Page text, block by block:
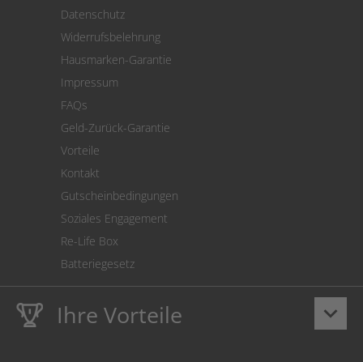
Cookie Einstellungen
Datenschutz
Widerrufsbelehrung
Hausmarken-Garantie
Impressum
FAQs
Geld-Zurück-Garantie
Vorteile
Kontakt
Gutscheinbedingungen
Soziales Engagement
Re-Life Box
Batteriegesetz
keyboard_arrow_down
Ihre Vorteile